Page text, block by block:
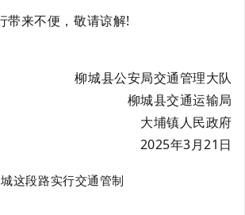
带来不便，敬请谅解!
柳城县公安局交通管理大队
柳城县交通运输局
大埔镇人民政府
2025年3月21日
这段路实行交通管制